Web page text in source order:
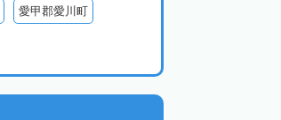
愛甲郡愛川町